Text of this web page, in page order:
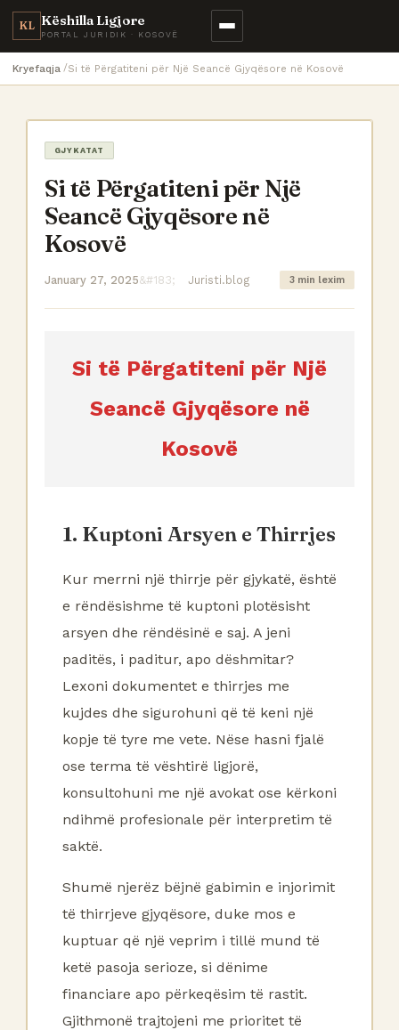
KL Këshilla Ligjore
PORTAL JURIDIK · KOSOVË
Kryefaqja Si të Përgatiteni për Një Seancë Gjyqësore në Kosovë
GJYKATAT
Si të Përgatiteni për Një
Seancë Gjyqësore në
Kosovë
January 27, 2025 Juristi.blog 3 min lexim
Si të Përgatiteni për Një
Seancë Gjyqësore në
Kosovë
1. Kuptoni Arsyen e Thirrjes
Kur merrni një thirrje për gjykatë, është
e rëndësishme të kuptoni plotësisht
arsyen dhe rëndësinë e saj. A jeni
paditës, i paditur, apo dëshmitar?
Lexoni dokumentet e thirrjes me
kujdes dhe sigurohuni që të keni një
kopje të tyre me vete. Nëse hasni fjalë
ose terma të vështirë ligjorë,
konsultohuni me një avokat ose kërkoni
ndihmë profesionale për interpretim të
saktë.
Shumë njerëz bëjnë gabimin e injorimit
të thirrjeve gjyqësore, duke mos e
kuptuar që një veprim i tillë mund të
ketë pasoja serioze, si dënime
financiare apo përkeqësim të rastit.
Gjithmonë trajtojeni me prioritet të